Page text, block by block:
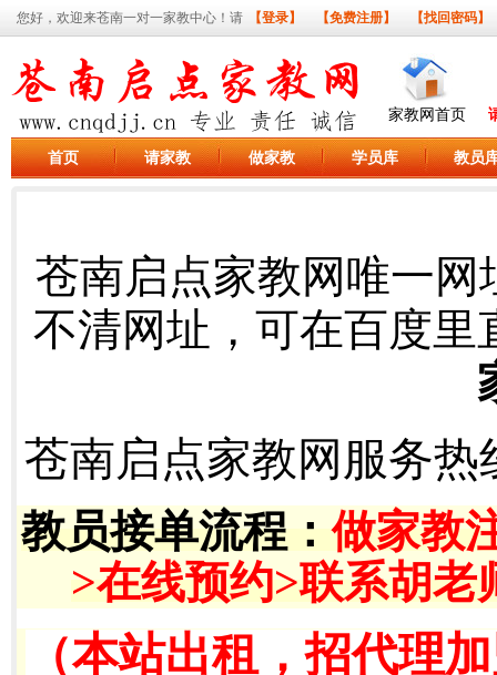
您好，欢迎来苍南一对一家教中心！请 【登录】 【免费注册】 【找回密码】
家教网首页
首页 请家教 做家教 学员库 教员
苍南启点家教网唯一网
不清网址，可在百度里
苍南启点家教网服务热
教员接单流程 ：做家教
>在线预约>联系胡老
（本站出租，招代理